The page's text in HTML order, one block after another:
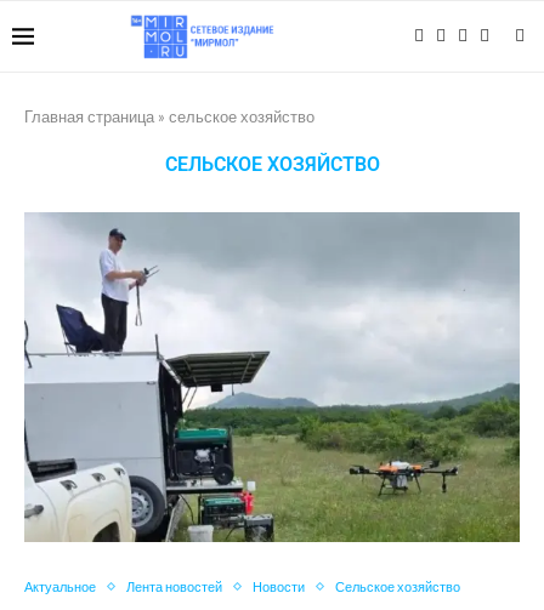
Главная страница » сельское хозяйство
СЕЛЬСКОЕ ХОЗЯЙСТВО
Актуальное Лента новостей Новости Сельское хозяйство